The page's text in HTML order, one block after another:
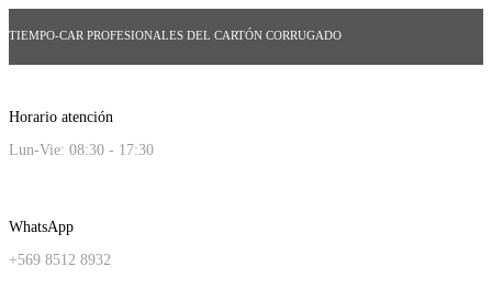
TIEMPO-CAR PROFESIONALES DEL CARTÓN CORRUGADO
Horario atención
Lun-Vie: 08:30 - 17:30
WhatsApp
+569 8512 8932